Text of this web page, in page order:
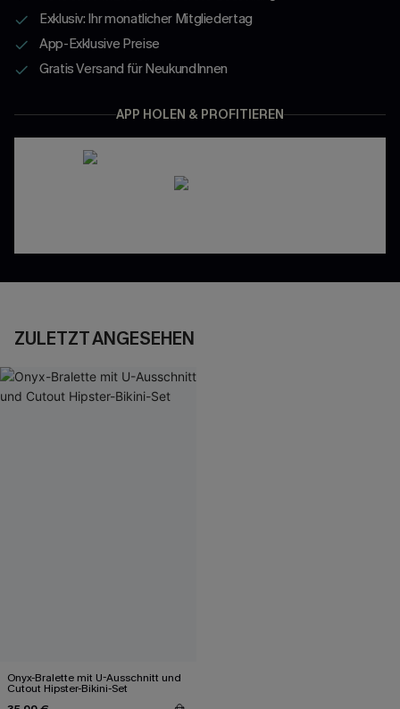
Exklusiv: Ihr monatlicher Mitgliedertag
App-Exklusive Preise
Gratis Versand für NeukundInnen
APP HOLEN & PROFITIEREN
ZULETZT ANGESEHEN
Onyx-Bralette mit U-Ausschnitt und
Cutout Hipster-Bikini-Set